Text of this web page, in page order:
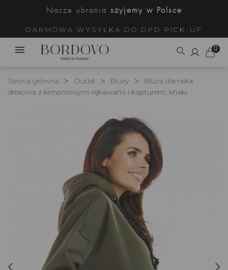
Nasze ubrania szyjemy w Polsce
DARMOWA WYSYŁKA DO DPD PICK-UP
0
Strona główna Outlet Bluzy
Bluza damska
dresowa z kimonowymi rękawami i kapturem, khaki